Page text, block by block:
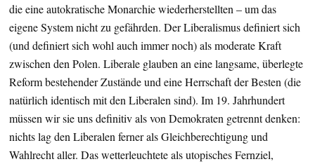
die eine autokratische Monarchie wiederherstellten – um das
eigene System nicht zu gefährden. Der Liberalismus definiert sich
(und definiert sich wohl auch immer noch) als moderate Kraft
zwischen den Polen. Liberale glauben an eine langsame, überlegte
Reform bestehender Zustände und eine Herrschaft der Besten (die
natürlich identisch mit den Liberalen sind). Im 19. Jahrhundert
müssen wir sie uns definitiv als von Demokraten getrennt denken:
nichts lag den Liberalen ferner als Gleichberechtigung und
Wahlrecht aller. Das wetterleuchtete als utopisches Fernziel,